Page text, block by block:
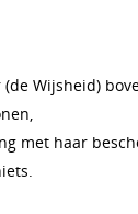
(de Wijsheid)
met haar